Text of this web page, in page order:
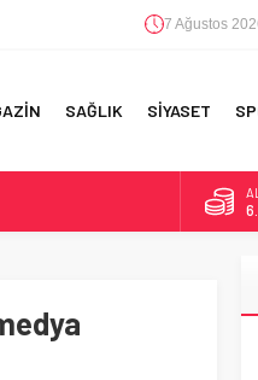
7 Ağustos
SAĞLIK SİYASET